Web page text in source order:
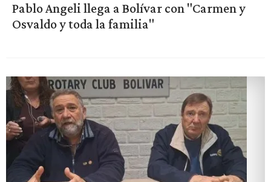
Pablo Angeli llega a Bolívar con "Carmen y
Osvaldo y toda la familia"